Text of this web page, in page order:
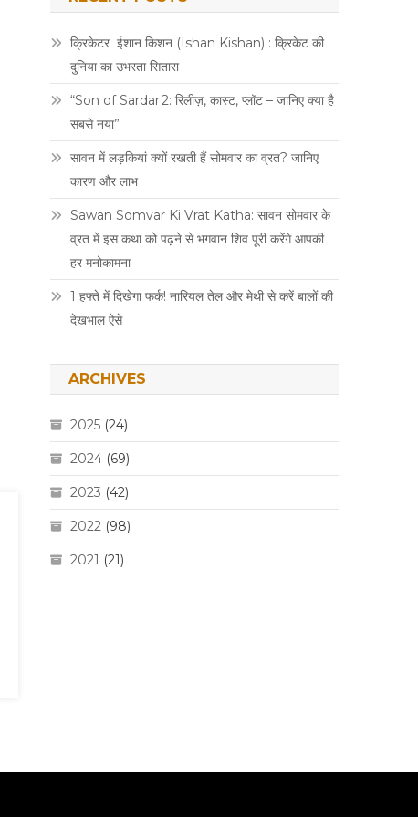
क्रिकेटर ईशान किशन (Ishan Kishan) : क्रिकेट की
दुनिया का उभरता सितारा
“Son of Sardar 2: रिलीज़, कास्ट, प्लॉट – जानिए क्या है
सबसे नया”
सावन में लड़कियां क्यों रखती हैं सोमवार का व्रत? जानिए
कारण और लाभ
Sawan Somvar Ki Vrat Katha: सावन सोमवार के
व्रत में इस कथा को पढ़ने से भगवान शिव पूरी करेंगे आपकी
हर मनोकामना
1 हफ्ते में दिखेगा फर्क! नारियल तेल और मेथी से करें बालों की
देखभाल ऐसे
ARCHIVES
2025 (24)
2024 (69)
2023 (42)
2022 (98)
2021 (21)